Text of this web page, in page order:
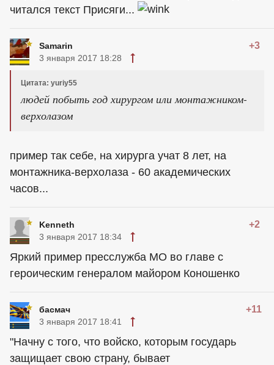
читался текст Присяги...
Samarin +3
3 января 2017 18:28
Цитата: yuriy55
людей побыть год хирургом или монтажником-
верхолазом
пример так себе, на хирурга учат 8 лет, на
монтажника-верхолаза - 60 академических
часов...
Kenneth +2
3 января 2017 18:34
Яркий пример пресслужба МО во главе с
героическим генералом майором Коношенко
басмач +11
3 января 2017 18:41
"Начну с того, что войско, которым государь
защищает свою страну, бывает